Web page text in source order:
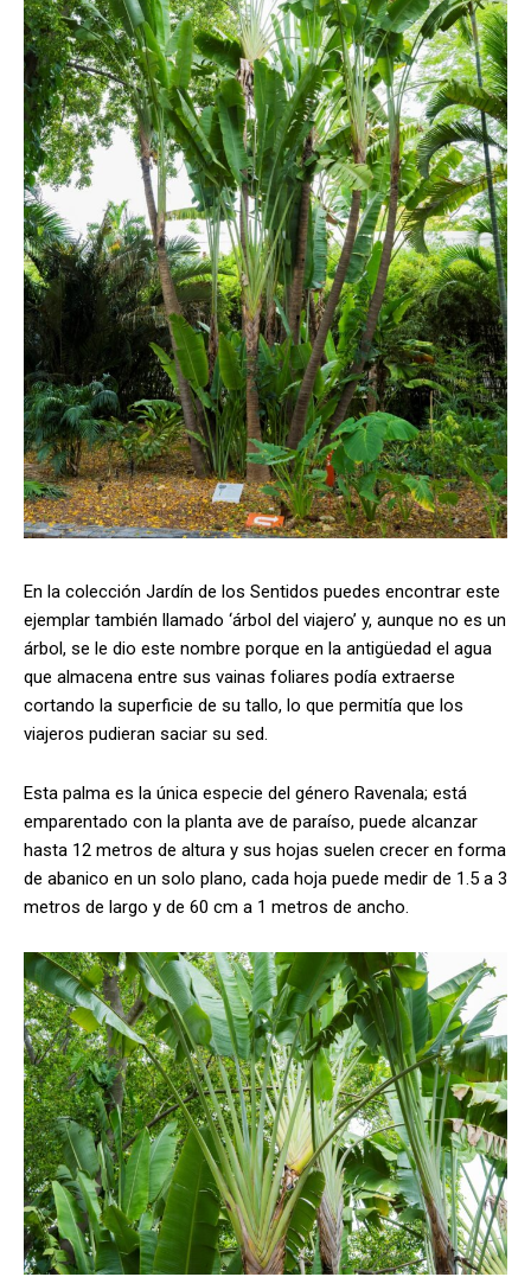
En la colección Jardín de los Sentidos puedes encontrar este
ejemplar también llamado ‘árbol del viajero’ y, aunque no es un
árbol, se le dio este nombre porque en la antigüedad el agua
que almacena entre sus vainas foliares podía extraerse
cortando la superficie de su tallo, lo que permitía que los
viajeros pudieran saciar su sed.
Esta palma es la única especie del género Ravenala; está
emparentado con la planta ave de paraíso, puede alcanzar
hasta 12 metros de altura y sus hojas suelen crecer en forma
de abanico en un solo plano, cada hoja puede medir de 1.5 a 3
metros de largo y de 60 cm a 1 metros de ancho.